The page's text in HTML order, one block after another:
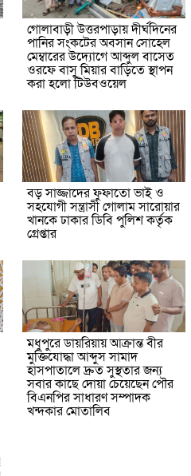
গোলাবাড়ী উত্তরপাড়ায় দীর্ঘদিনের
পানির সংকটের অবসান সোহেল
মেম্বারের উদ্যোগে আব্দুল বাসেত
ওরফে বাসু মিয়ার বাড়িতে স্থাপন
করা হলো টিউবওয়েল
বড় সাজ্জাদের ফুফাতো ভাই ও
সহযোগী সন্ত্রাসী গোলাম সারোয়ার
খানকে ঢাকার ডিবি পুলিশ কর্তৃক
গ্রেপ্তার
মধুপুরে ডায়রিয়ায় আক্রান্ত বীর
মুক্তিযোদ্ধা আব্দুস সামাদ
হাসপাতালে দ্রুত সুস্থতার জন্য
সবার কাছে দোয়া চেয়েছেন পৌর
বিএনপির সাধারণ সম্পাদক
খন্দকার মোতালিব